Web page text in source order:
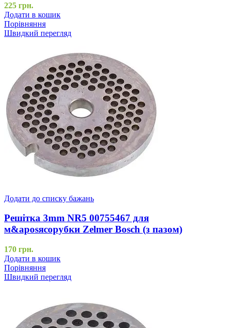
225 грн.
Додати в кошик
Порівняння
Швидкий перегляд
Додати до списку бажань
Решітка 3mm NR5 00755467 для
м&aposясорубки Zelmer Bosch (з пазом)
170 грн.
Додати в кошик
Порівняння
Швидкий перегляд